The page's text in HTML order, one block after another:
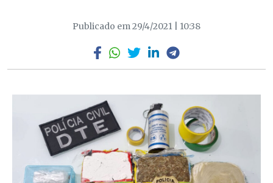
Publicado em 29/4/2021 | 10:38